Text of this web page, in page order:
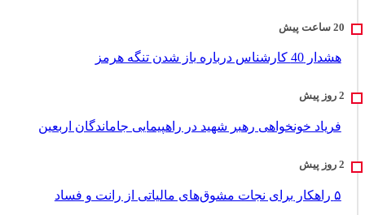
هشدار 40 کارشناس درباره باز شدن تنگه هرمز
فریاد خونخواهی رهبر شهید در راهپیمایی جاماندگان اربعین
۵ راهکار برای نجات مشوق‌های مالیاتی از رانت و فساد